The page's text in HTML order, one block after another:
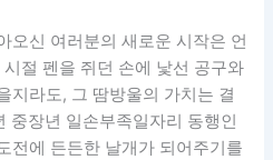
오신 여러분의 새로운 시작은 언
절 펜을 쥐던 손에 낯선 공구와
지라도, 그 땀방울의 가치는 결
중장년 일손부족일자리 동행인
전에 든든한 날개가 되어주기를